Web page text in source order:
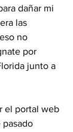
dañar mi
las
no
por
junto a
el portal web
pasado